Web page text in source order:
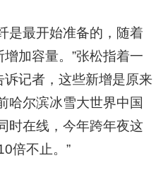
是最开始准备的，随着
加容量。”张松指着一
记者，这些新增是原来
哈尔滨冰雪大世界中国
时在线，今年跨年夜这
倍不止。”